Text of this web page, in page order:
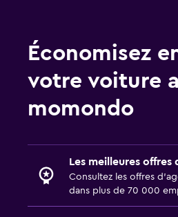
Économisez
votre voiture
momondo
Les meilleures offres
Consultez les offres
dans plus de 70 000